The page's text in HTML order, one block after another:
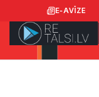
E-AVĪZE